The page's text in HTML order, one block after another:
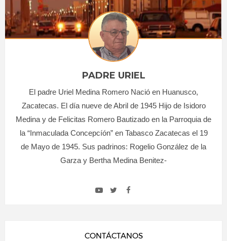
PADRE URIEL
El padre Uriel Medina Romero Nació en Huanusco,
Zacatecas. El día nueve de Abril de 1945 Hijo de Isidoro
Medina y de Felicitas Romero Bautizado en la Parroquia de
la “Inmaculada Concepcíón” en Tabasco Zacatecas el 19
de Mayo de 1945. Sus padrinos: Rogelio González de la
Garza y Bertha Medina Benitez-
CONTÁCTANOS